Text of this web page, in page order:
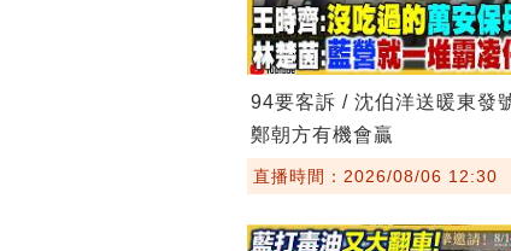
94要客訴 / 沈伯洋送暖東發
鄭朝方有機會贏
直播時間：2026/08/06 12:30